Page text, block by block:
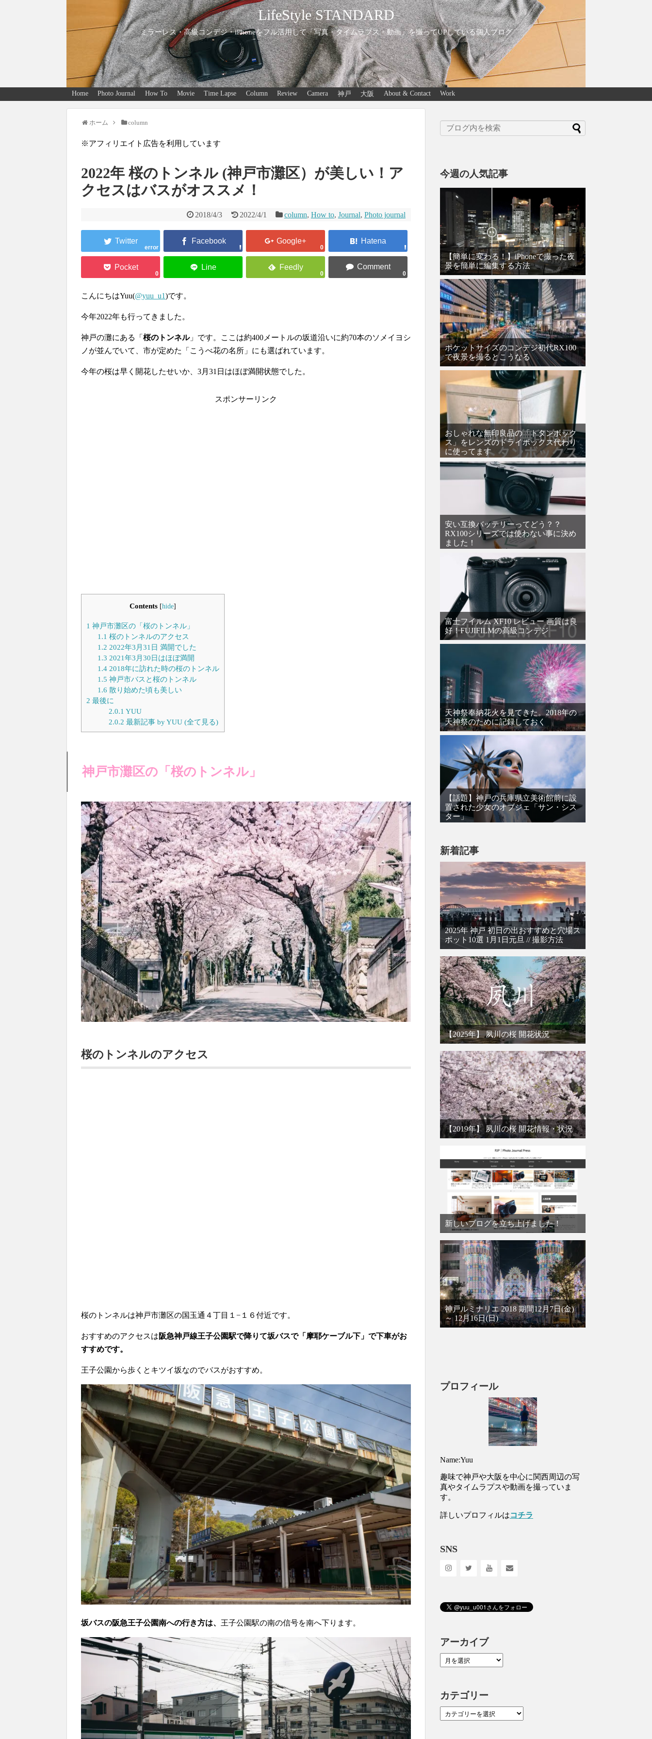
LifeStyle STANDARD
ミラーレス・高級コンデジ・iPhoneをフル活用して「写真・タイムラプス・動画」を撮ってUPしている個人ブログ
Home Photo Journal How To Movie Time Lapse Column Review Camera 神戸 大阪 About & Contact Work
ホーム column
※アフィリエイト広告を利用しています
2022年 桜のトンネル (神戸市灘区）が美しい！ア
クセスはバスがオススメ！
2018/4/3 2022/4/1 column, How to, Journal, Photo journal
error 0
0 0 0
こんにちはYuu(@yuu_u1)です。
今年2022年も行ってきました。
神戸の灘にある「 桜のトンネル」です。ここは約400メートルの坂道沿いに約70本のソメイヨシ
ノが並んでいて、市が定めた「こうべ花の名所」にも選ばれています。
今年の桜は早く開花したせいか、3月31日はほぼ満開状態でした。
スポンサーリンク
Contents [hide]
1 神戸市灘区の「桜のトンネル」
1.1 桜のトンネルのアクセス
1.2 2022年3月31日 満開でした
1.3 2021年3月30日はほぼ満開
1.42018年に訪れた時の桜のトンネル
1.5 神戸市バスと桜のトンネル
1.6 散り始めた頃も美しい
2 最後に
2.0.1 YUU
2.0.2 最新記事 by YUU (全て見る)
神戸市灘区の「桜のトンネル」
桜のトンネルのアクセス
桜のトンネルは神戸市灘区の国玉通４丁目１−１６付近です。
おすすめのアクセスは阪急神戸線王子公園駅で降りて坂バスで「摩耶ケーブル下」で下車がお
すすめです。
王子公園から歩くとキツイ坂なのでバスがおすすめ。
坂バスの阪急王子公園南への行き方は、 王子公園駅の南の信号を南へ下ります。
今週の人気記事
【簡単に変わる！】iPhoneで撮った夜
景を簡単に編集する方法
ポケットサイズのコンデジ初代RX100
で夜景を撮るとこうなる
おしゃれな無印良品の「トタンボック
ス」をレンズのドライボックス代わり
に使ってます
安い互換バッテリーってどう？？
RX100シリーズでは使わない事に決め
ました！
富士フイルム XF10 レビュー 画質は良
好！FUJIFILMの高級コンデジ
天神祭奉納花火を見てきた。2018年の
天神祭のために記録しておく
【話題】神戸の兵庫県立美術館前に設
置された少女のオブジェ「サン・シス
ター」
新着記事
2025年 神戸 初日の出おすすめと穴場ス
ポット10選 1月1日元旦 // 撮影方法
【2025年】 夙川の桜 開花状況
【2019年】 夙川の桜 開花情報・状況
新しいブログを立ち上げました！
神戸ルミナリエ 2018 期間12月7日(金)
～ 12月16日(日)
プロフィール
Name:Yuu
趣味で神戸や大阪を中心に関西周辺の写
真やタイムラプスや動画を撮っていま
す。
詳しいプロフィルはコチラ
SNS
アーカイブ
カテゴリー